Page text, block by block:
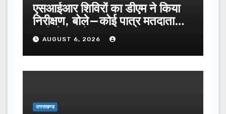
एसआईआर शिविरों का डीएम ने किया
निरीक्षण, बोले—कोई पात्र मतदाता
सूची से न छूटे…
AUGUST 6, 2026
उत्तराखण्ड